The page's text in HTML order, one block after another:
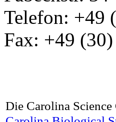
Telefon: +49
Fax: +49
Die Carolina